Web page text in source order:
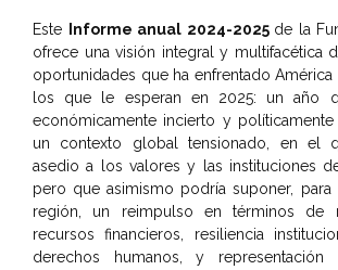
Este Informe anual 2024-2025 de la
ofrece una visión integral y multifacética
oportunidades que ha enfrentado América
los que le esperan en 2025: un año
económicamente incierto y
un contexto global tensionado, en el
asedio a los valores y las instituciones
pero que asimismo podría suponer,
región, un reimpulso en términos de
recursos financieros, resiliencia
derechos humanos, y